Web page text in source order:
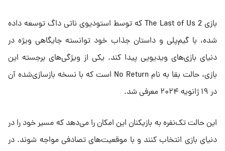
بازی The Last of Us 2 که توسط استودیوی ناتی داگ توسعه داده
شده، با گیم‌پلی و داستان جذاب خود توانسته جایگاهی ویژه در
دنیای بازی‌های ویدیویی پیدا کند. یکی از ویژگی‌های برجسته این
بازی، حالت بقا به نام No Return است که با نسخه بازسازی‌شده آن
در ۱۹ ژانویه ۲۰۲۴ معرفی شد.
این حالت تک‌نفره به بازیکنان این امکان را می‌دهد که مسیر خود را در
دنیای بازی انتخاب کنند و با موقعیت‌های تصادفی مواجه شوند. در